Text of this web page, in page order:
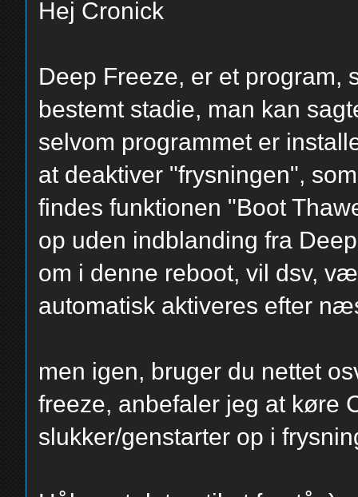
Hej Cronick
Deep Freeze, er et program,
bestemt stadie, man kan
selvom programmet er
at deaktiver "frysningen",
findes funktionen "Boot
op uden indblanding fra
om i denne reboot, vil dsv,
automatisk aktiveres efter
men igen, bruger du nettet
freeze, anbefaler jeg at køre
slukker/genstarter op i